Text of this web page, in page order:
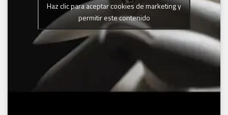
Haz clic para aceptar cookies de marketing y
permitir este contenido